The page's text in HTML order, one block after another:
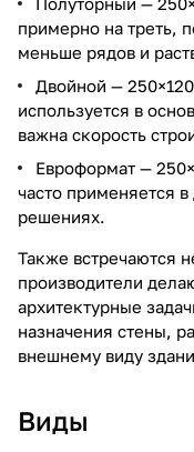
примерно на треть,
меньше рядов и
Двойной —
используется в
важна скорость
Евроформат —
часто применяется
решениях.
Также встречаются
производители
архитектурные
назначения стены,
внешнему виду
Виды